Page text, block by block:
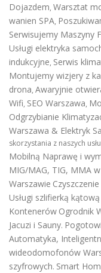
Dojazdem, Warsztat
wanien SPA,
Serwisujemy Maszyny
Usługi elektryka
indukcyjne, Serwis
Montujemy wizjery z
drona, Awaryjnie
Wifi, SEO Warszawa,
Odgrzybianie
Warszawa & Elektryk
skorzystania z naszych
Mobilną Naprawę i
MIG/MAG, TIG, MMA
Warszawie
Usługi szlifierką
Kontenerów Ogrodnik
Jacuzi i Sauny.
Automatyka,
wideodomofonów
szyfrowych. Smart